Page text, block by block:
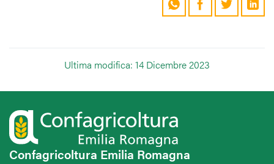
Ultima modifica: 14 Dicembre 2023
Confagricoltura Emilia Romagna